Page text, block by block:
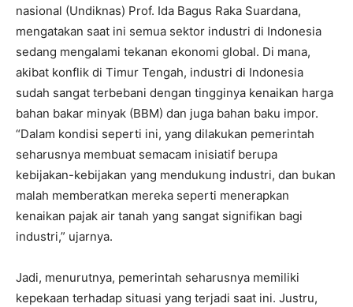
nasional (Undiknas) Prof. Ida Bagus Raka Suardana,
mengatakan saat ini semua sektor industri di Indonesia
sedang mengalami tekanan ekonomi global. Di mana,
akibat konflik di Timur Tengah, industri di Indonesia
sudah sangat terbebani dengan tingginya kenaikan harga
bahan bakar minyak (BBM) dan juga bahan baku impor.
“Dalam kondisi seperti ini, yang dilakukan pemerintah
seharusnya membuat semacam inisiatif berupa
kebijakan-kebijakan yang mendukung industri, dan bukan
malah memberatkan mereka seperti menerapkan
kenaikan pajak air tanah yang sangat signifikan bagi
industri,” ujarnya.
Jadi, menurutnya, pemerintah seharusnya memiliki
kepekaan terhadap situasi yang terjadi saat ini. Justru,